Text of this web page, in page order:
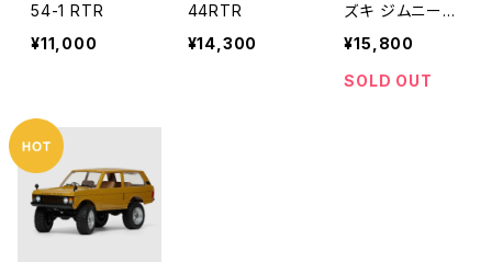
54-1 RTR
¥11,000
44RTR
¥14,300
ズキ ジムニー(J
A11C) C74-1 R
TR
¥15,800
SOLD OUT